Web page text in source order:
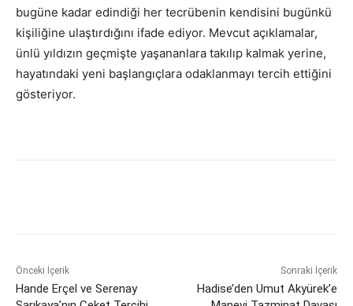
bugüne kadar edindiği her tecrübenin kendisini bugünkü
kişiliğine ulaştırdığını ifade ediyor. Mevcut açıklamalar,
ünlü yıldızın geçmişte yaşananlara takılıp kalmak yerine,
hayatındaki yeni başlangıçlara odaklanmayı tercih ettiğini
gösteriyor.
Önceki İçerik
Hande Erçel ve Serenay
Sonraki İçerik
Hadise’den Umut Akyürek’e